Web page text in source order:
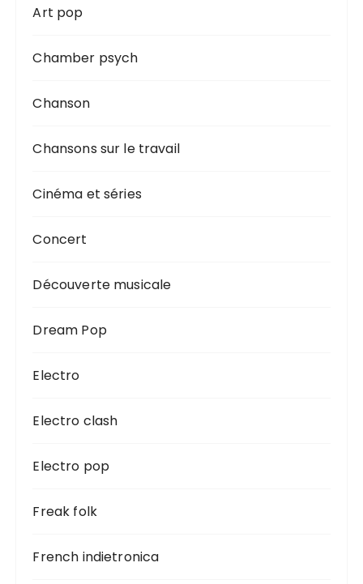
Art pop
Chamber psych
Chanson
Chansons sur le travail
Cinéma et séries
Concert
Découverte musicale
Dream Pop
Electro
Electro clash
Electro pop
Freak folk
French indietronica